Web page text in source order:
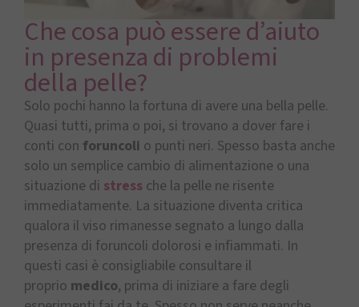
Che cosa può essere d’aiuto
in presenza di problemi
della pelle?
Solo pochi hanno la fortuna di avere una bella pelle.
Quasi tutti, prima o poi, si trovano a dover fare i
conti con foruncoli o punti neri. Spesso basta anche
solo un semplice cambio di alimentazione o una
situazione di stress che la pelle ne risente
immediatamente. La situazione diventa critica
qualora il viso rimanesse segnato a lungo dalla
presenza di foruncoli dolorosi e infiammati. In
questi casi è consigliabile consultare il
proprio medico, prima di iniziare a fare degli